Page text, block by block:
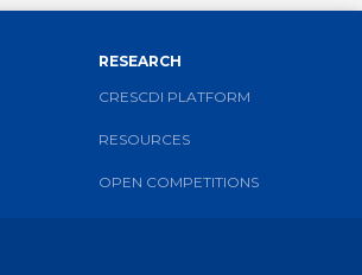
RESEARCH
CRESCDI PLATFORM
RESOURCES
OPEN COMPETITIONS